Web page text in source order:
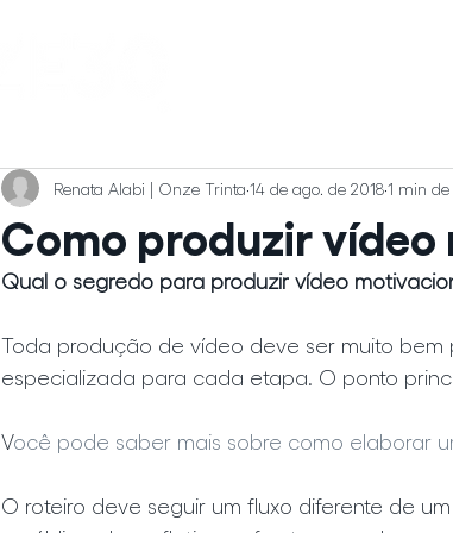
Como produzir
Renata Alabi | Onze Trinta 14 de ago. de 20181 min
Qual o segredo para produzir vídeo
Toda produção de vídeo deve ser muito
especializada para cada etapa. O ponto
Você pode saber mais sobre como elaborar
O roteiro deve seguir um fluxo diferente de um